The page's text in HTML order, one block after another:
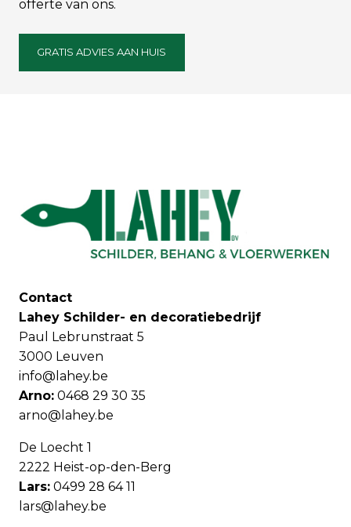
offerte van ons.
GRATIS ADVIES AAN HUIS
Contact
Lahey Schilder- en decoratiebedrijf
Paul Lebrunstraat 5
3000 Leuven
info@lahey.be
Arno: 0468 29 30 35
arno@lahey.be
De Loecht 1
2222 Heist-op-den-Berg
Lars: 0499 28 64 11
lars@lahey.be